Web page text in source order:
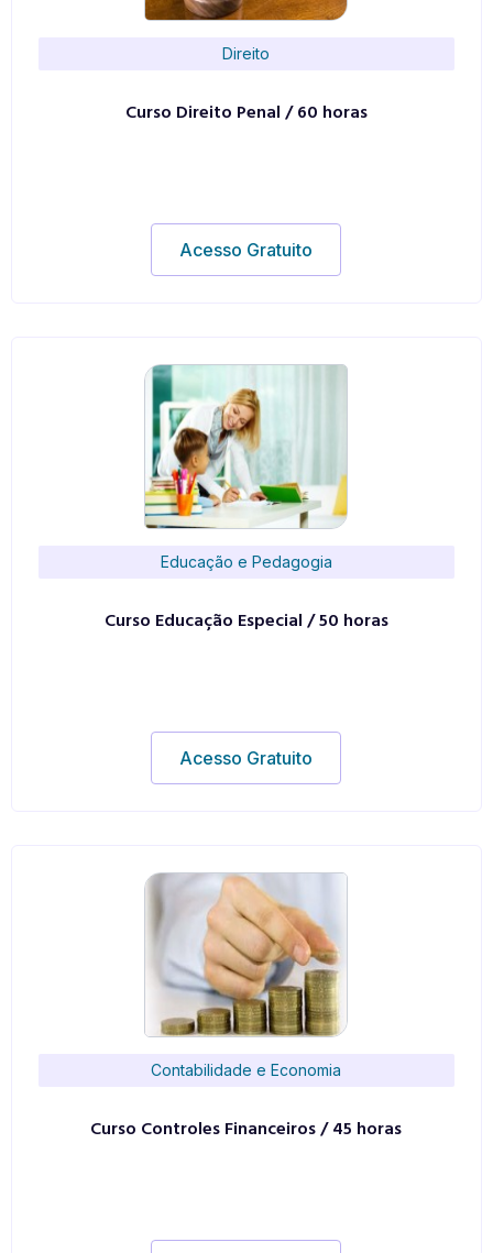
Direito
Curso Direito Penal / 60 horas
Acesso Gratuito
Educação e Pedagogia
Curso Educação Especial / 50 horas
Acesso Gratuito
Contabilidade e Economia
Curso Controles Financeiros / 45 horas